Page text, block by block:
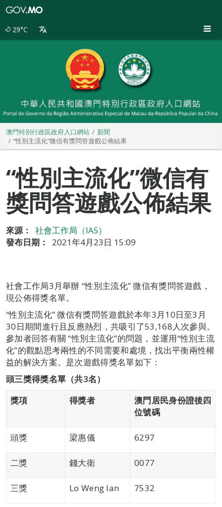
29°C
澳門特別行政區政府入口網站
新聞
“性別主流化”微信有獎問答遊戲公佈結果
“性別主流化”微信有
獎問答遊戲公佈結果
來源：
社會工作局（IAS）
發布日期：
2021年4月23日 15:09
社會工作局3月舉辦 “性別主流化” 微信有獎問答遊戲，
現公佈得獎名單。
“性別主流化” 微信有獎問答遊戲於本年3月10日至3月
30日期間進行且反應熱烈，共吸引了53,168人次參與。
參加者回答有關 “性別主流化”的問題，並運用“性別主流
化”的觀點思考兩性的不同需要和處境，找出平衡兩性權
益的解決方案。是次遊戲得獎名單如下：
頭三獎得獎名單（共3名）
獎項
得獎者
澳門居民身份證後四
位號碼
頭獎 梁惠儀 6297
二獎 錢大衛 0077
三獎 Lo Weng Ian 7532